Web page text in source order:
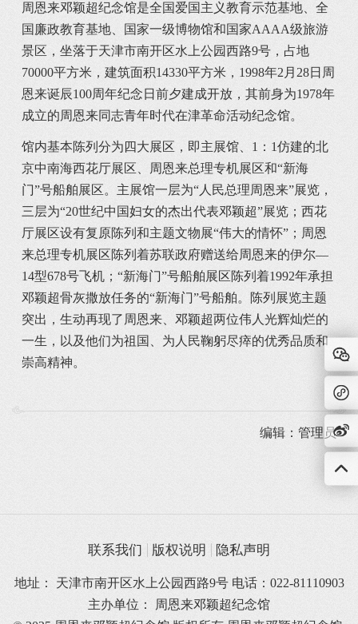
周恩来邓颖超纪念馆是全国爱国主义教育示范基地、全
国廉政教育基地、国家一级博物馆和国家AAAA级旅游
景区，坐落于天津市南开区水上公园西路9号，占地
70000平方米，建筑面积14330平方米，1998年2月28日周
恩来诞辰100周年纪念日前夕建成开放，其前身为1978年
成立的周恩来同志青年时代在津革命活动纪念馆。
馆内基本陈列分为四大展区，即主展馆、1：1仿建的北
京中南海西花厅展区、周恩来总理专机展区和“新海
门”号船舶展区。主展馆一层为“人民总理周恩来”展览，
三层为“20世纪中国妇女的杰出代表邓颖超”展览；西花
厅展区设有复原陈列和主题文物展“伟大的情怀”；周恩
来总理专机展区陈列着苏联政府赠送给周恩来的伊尔—
14型678号飞机；“新海门”号船舶展区陈列着1992年承担
邓颖超骨灰撒放任务的“新海门”号船舶。陈列展览主题
突出，生动再现了周恩来、邓颖超两位伟人光辉灿烂的
一生，以及他们为祖国、为人民鞠躬尽瘁的优秀品质和
崇高精神。
编辑：管理员
联系我们 版权说明 隐私声明
地址： 天津市南开区水上公园西路9号 电话：022-81110903
主办单位： 周恩来邓颖超纪念馆